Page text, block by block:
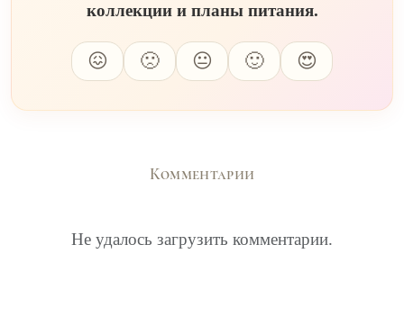
коллекции и планы питания.
😖 🙁 😐 🙂 😍
Комментарии
Не удалось загрузить комментарии.